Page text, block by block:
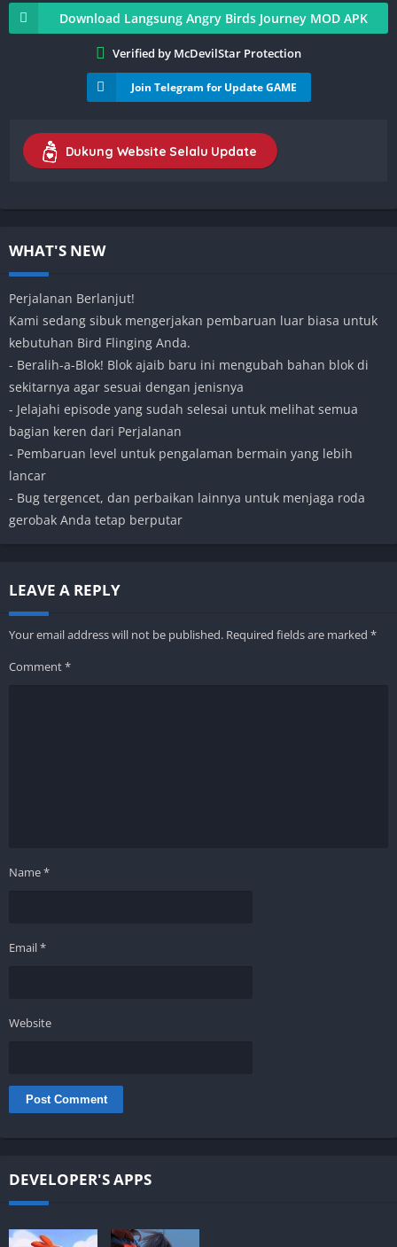
Download Langsung Angry Birds Journey MOD APK
Verified by McDevilStar Protection
Join Telegram for Update GAME
Dukung Website Selalu Update
WHAT'S NEW
Perjalanan Berlanjut!
Kami sedang sibuk mengerjakan pembaruan luar biasa untuk
kebutuhan Bird Flinging Anda.
- Beralih-a-Blok! Blok ajaib baru ini mengubah bahan blok di
sekitarnya agar sesuai dengan jenisnya
- Jelajahi episode yang sudah selesai untuk melihat semua
bagian keren dari Perjalanan
- Pembaruan level untuk pengalaman bermain yang lebih
lancar
- Bug tergencet, dan perbaikan lainnya untuk menjaga roda
gerobak Anda tetap berputar
LEAVE A REPLY
Your email address will not be published. Required fields are marked *
Comment*
Name*
Email*
Website
DEVELOPER'S APPS